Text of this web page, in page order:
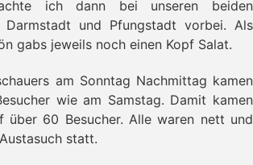
ich dann bei unseren beiden
und Pfungstadt vorbei. Als
gabs jeweils noch einen Kopf Salat.
am Sonntag Nachmittag kamen
wie am Samstag. Damit kamen
über 60 Besucher. Alle waren nett und
statt.